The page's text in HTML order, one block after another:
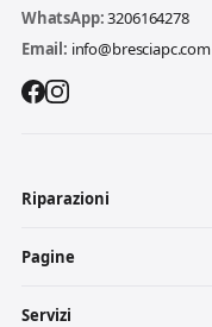
WhatsApp:3206164278
Email: info@bresciapc.com
Riparazioni
Pagine
Servizi